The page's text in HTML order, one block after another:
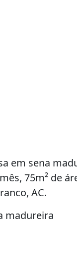
em sena
75m² de
AC.
madureira